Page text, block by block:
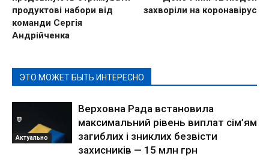
продуктові набори від
команди Сергія
Андрійченка
захворіли на коронавірус
ЭТО МОЖЕТ БЫТЬ ИНТЕРЕСНО
Актуально
Верховна Рада встановила
максимальний рівень виплат сім’ям
загиблих і зниклих безвісти
захисників — 15 млн грн